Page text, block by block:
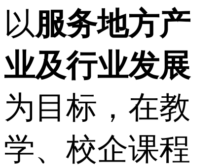
以服务地方产
业及行业发展
为目标，在教
学、校企课程